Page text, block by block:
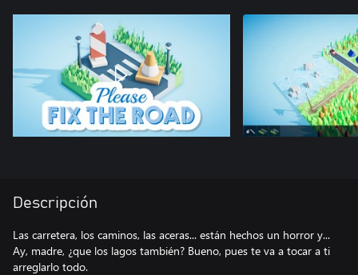
Descripción
Las carretera, los caminos, las aceras... están hechos un horror y...
Ay, madre, ¿que los lagos también? Bueno, pues te va a tocar a ti
arreglarlo todo.